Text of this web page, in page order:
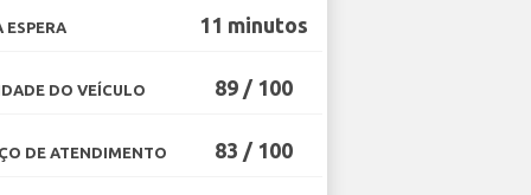
ESPERA 11 minutos
DO VEÍCULO 89 / 100
DE ATENDIMENTO 83 / 100